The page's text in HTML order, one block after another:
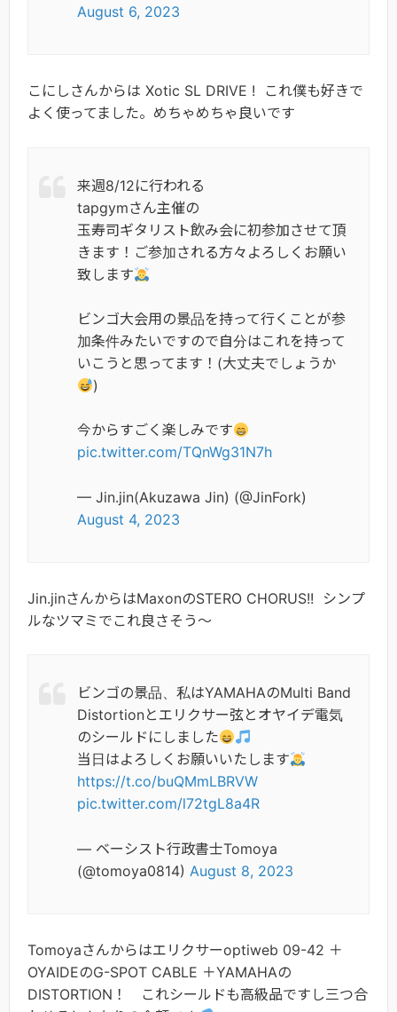
August 6, 2023
こにしさんからは Xotic SL DRIVE ! これ僕も好きで
よく使ってました。めちゃめちゃ良いです
来週8/12に行われる
tapgymさん主催の
玉寿司ギタリスト飲み会に初参加させて頂
きます！ご参加される方々よろしくお願い
致します
ビンゴ大会用の景品を持って行くことが参
加条件みたいですので自分はこれを持って
いこうと思ってます！(大丈夫でしょうか
)
今からすごく楽しみです
pic.twitter.com/TQnWg31N7h
— Jin.jin(Akuzawa Jin) (@JinFork)
August 4, 2023
Jin.jinさんからはMaxonのSTERO CHORUS!! シンプ
ルなツマミでこれ良さそう～
ビンゴの景品、私はYAMAHAのMulti Band
Distortionとエリクサー弦とオヤイデ電気
のシールドにしました
当日はよろしくお願いいたします
https://t.co/buQMmLBRVW
pic.twitter.com/l72tgL8a4R
— ベーシスト行政書士Tomoya
(@tomoya0814) August 8, 2023
Tomoyaさんからはエリクサーoptiweb 09-42 ＋
OYAIDEのG-SPOT CABLE ＋YAMAHAの
DISTORTION！ これシールドも高級品ですし三つ合